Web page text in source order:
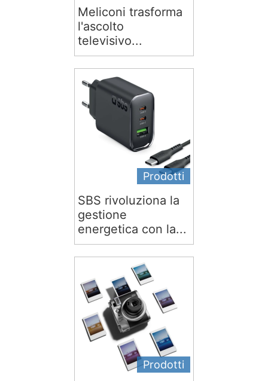
Meliconi trasforma
l'ascolto
televisivo...
Prodotti
SBS rivoluziona la
gestione
energetica con la...
Prodotti